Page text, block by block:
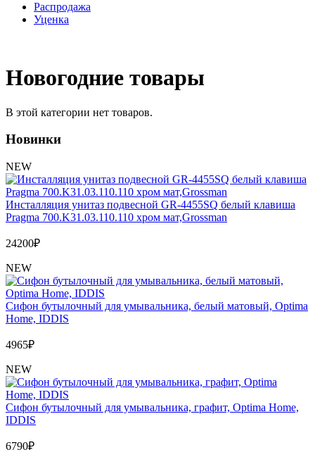
Распродажа
Уценка
Новогодние товары
В этой категории нет товаров.
Новинки
NEW
Инсталляция унитаз подвесной GR-4455SQ белый клавиша
Pragma 700.K31.03.110.110 хром мат,Grossman
24200₽
NEW
Сифон бутылочный для умывальника, белый матовый, Optima
Home, IDDIS
4965₽
NEW
Сифон бутылочный для умывальника, графит, Optima Home,
IDDIS
6790₽